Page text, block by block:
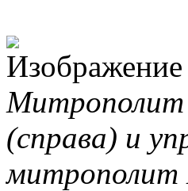
Митрополит
(справа) и
митрополит